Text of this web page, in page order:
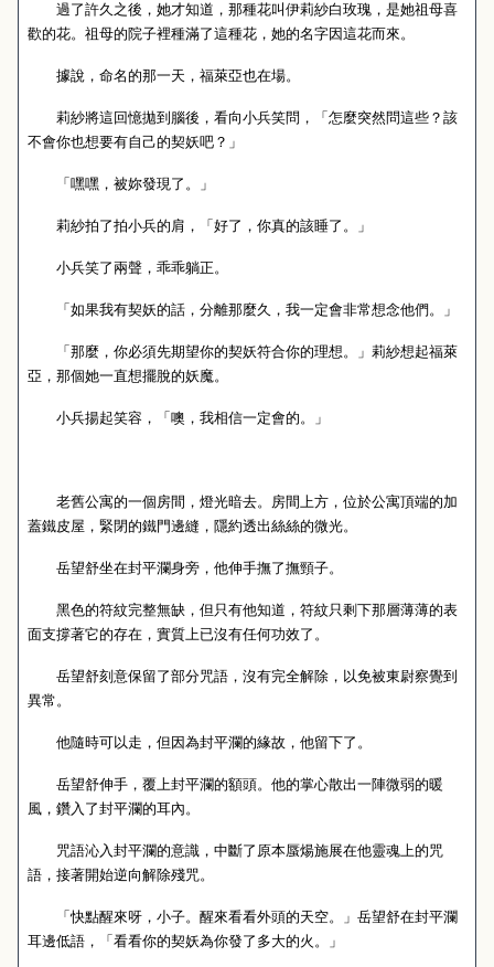
過了許久之後，她才知道，那種花叫伊莉紗白玫瑰，是她祖母喜
歡的花。祖母的院子裡種滿了這種花，她的名字因這花而來。
據說，命名的那一天，福萊亞也在場。
莉紗將這回憶拋到腦後，看向小兵笑問，「怎麼突然問這些？該
不會你也想要有自己的契妖吧？」
「嘿嘿，被妳發現了。」
莉紗拍了拍小兵的肩，「好了，你真的該睡了。」
小兵笑了兩聲，乖乖躺正。
「如果我有契妖的話，分離那麼久，我一定會非常想念他們。」
「那麼，你必須先期望你的契妖符合你的理想。」莉紗想起福萊
亞，那個她一直想擺脫的妖魔。
小兵揚起笑容，「噢，我相信一定會的。」
老舊公寓的一個房間，燈光暗去。房間上方，位於公寓頂端的加
蓋鐵皮屋，緊閉的鐵門邊縫，隱約透出絲絲的微光。
岳望舒坐在封平瀾身旁，他伸手撫了撫頸子。
黑色的符紋完整無缺，但只有他知道，符紋只剩下那層薄薄的表
面支撐著它的存在，實質上已沒有任何功效了。
岳望舒刻意保留了部分咒語，沒有完全解除，以免被東尉察覺到
異常。
他隨時可以走，但因為封平瀾的緣故，他留下了。
岳望舒伸手，覆上封平瀾的額頭。他的掌心散出一陣微弱的暖
風，鑽入了封平瀾的耳內。
咒語沁入封平瀾的意識，中斷了原本蜃煬施展在他靈魂上的咒
語，接著開始逆向解除殘咒。
「快點醒來呀，小子。醒來看看外頭的天空。」岳望舒在封平瀾
耳邊低語，「看看你的契妖為你發了多大的火。」